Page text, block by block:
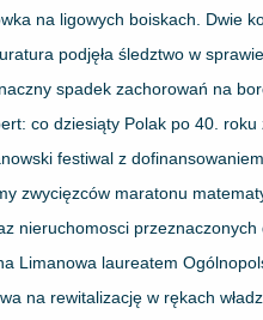
na ligowych boiskach. Dwie
podjęła śledztwo w
spadek zachorowań na
co dziesiąty Polak po 40.
festiwal z
zwycięzców maratonu
nieruchomosci
Limanowa laureatem
na rewitalizację w rękach